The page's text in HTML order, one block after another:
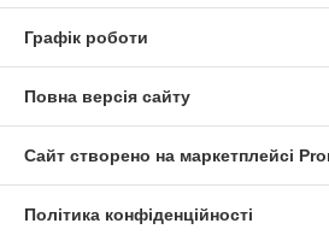
Графік роботи
Повна версія сайту
Сайт створено на маркетплейсі
Політика конфіденційності